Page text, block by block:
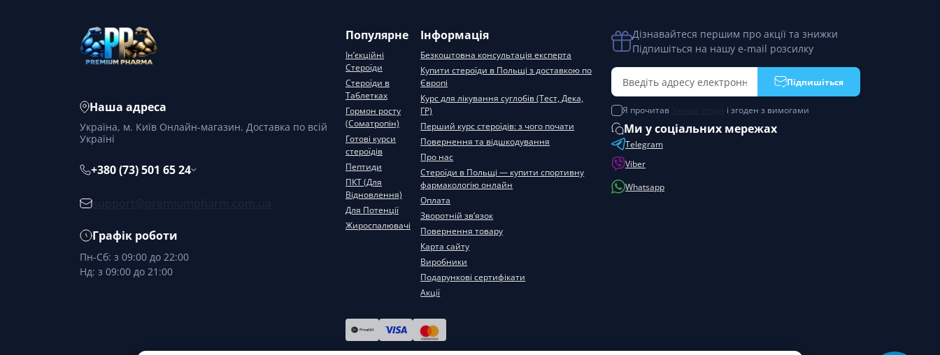
Наша адреса
Україна, м. Київ Онлайн-магазин. Доставка по всій
Україні
+380 (73) 501 65 24
Графік роботи
Пн-Сб: з 09:00 до 22:00
Нд: з 09:00 до 21:00
Популярне
Ін’єкційні
Стероїди
Стероїди в
Таблетках
Гормон росту
(Соматропін)
Готові курси
стероїдів
Пептиди
ПКТ (Для
Відновлення)
Для Потенції
Жироспалювачі
Інформація
Безкоштовна консультація експерта
Купити стероїди в Польщі з доставкою по
Європі
Курс для лікування суглобів (Тест, Дека,
ГР)
Перший курс стероїдів: з чого почати
Повернення та відшкодування
Про нас
Стероїди в Польщі — купити спортивну
фармакологію онлайн
Оплата
Зворотній зв’язок
Повернення товару
Карта сайту
Виробники
Подарункові сертифікати
Акції
Ми у соціальних мережах
Telegram
Viber
Whatsapp
Дізнавайтеся першим про акції та знижки
Підпишіться на нашу e-mail розсилку
Підпишіться
Я прочитав і згоден з вимогами